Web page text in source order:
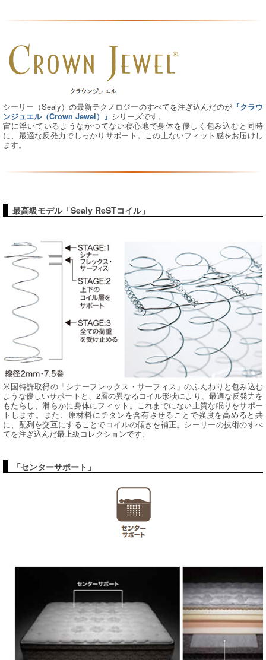
シーリー（Sealy）の最新テクノロジーのすべてを注ぎ込んだのが『クラウ
ンジュエル（Crown Jewel）』 シリーズです。
宙に浮いているようなかつてない寝心地で身体を優しく包み込むと同時
に、最適な反発力でしっかりサポート。この上ないフィット感をお届けし
ます。
最高級モデル「Sealy ReSTコイル」
米国特許取得の「シナーフレックス・サーフィス」のふんわりと包み込む
ような優しいサポートと、2層の異なるコイル形状により、最適な反発力を
もたらし、滑らかに身体にフィット。これまでにない上質な眠りをサポー
トします。また、原材料にチタンを含有させることで強度を高めると共
に、配列を交互にすることでコイルの傾きを補正。シーリーの技術のすべ
てを注ぎ込んだ最上級コレクションです。
「センターサポート」